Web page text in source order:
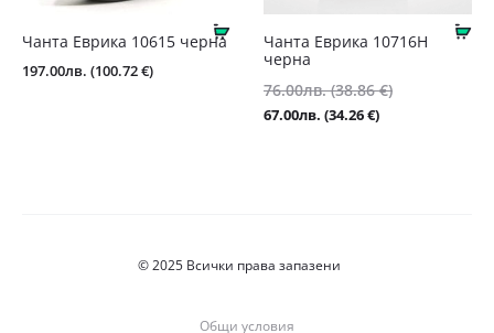
Купи
Чанта Еврика 10615 черна
197.00лв. (100.72 €)
Чанта Еврика 10716Н
черна
76.00лв. (38.86 €)Original
67.00лв. (34.26 €)Текущата
© 2025 Всички права запазени
Общи условия